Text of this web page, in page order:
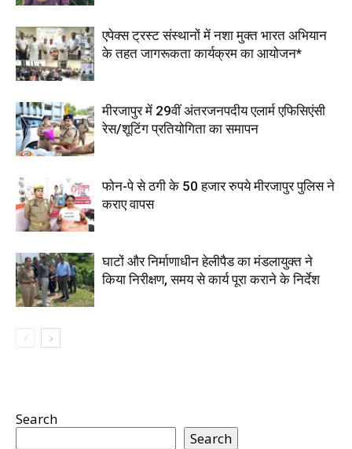
एपेक्स ट्रस्ट संस्थानों में नशा मुक्त भारत अभियान
के तहत जागरूकता कार्यक्रम का आयोजन*
मीरजापुर में 29वीं अंतरजनपदीय एलार्म एफिसिएंसी
रेस/शूटिंग प्रतियोगिता का समापन
फोन-पे से ठगी के 50 हजार रुपये मीरजापुर पुलिस ने
कराए वापस
घाटों और निर्माणाधीन हेलीपैड का मंडलायुक्त ने
किया निरीक्षण, समय से कार्य पूरा कराने के निर्देश
Search
Search